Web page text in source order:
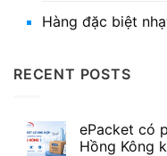
Hàng đặc biệt
RECENT POSTS
ePacket có
Hồng Kông